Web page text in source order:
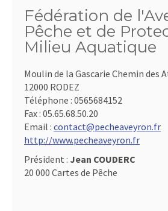
Fédération de
Pêche et de
Milieu Aquatique
Moulin de la Gascarie Chemin des
12000 RODEZ
Téléphone : 0565684152
Fax : 05.65.68.50.20
Email : contact@pecheaveyron.fr
http://www.pecheaveyron.fr
Président : Jean COUDERC
20 000 Cartes de Pêche